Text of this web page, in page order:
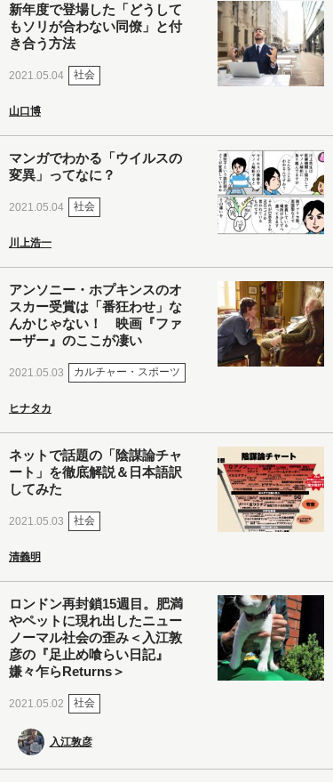
新年度で登場した「どうして
もソリが合わない同僚」と付
き合う方法
2021.05.04 社会
山口博
マンガでわかる「ウイルスの
変異」ってなに？
2021.05.04 社会
川上浩一
アンソニー・ホプキンスのオ
スカー受賞は「番狂わせ」な
んかじゃない！ 映画『ファ
ーザー』のここが凄い
2021.05.03 カルチャー・スポーツ
ヒナタカ
ネットで話題の「陰謀論チャ
ート」を徹底解説＆日本語訳
してみた
2021.05.03 社会
清義明
ロンドン再封鎖15週目。肥満
やペットに現れ出したニュー
ノーマル社会の歪み＜入江敦
彦の『足止め喰らい日記』
嫌々乍らReturns＞
2021.05.02 社会
入江敦彦